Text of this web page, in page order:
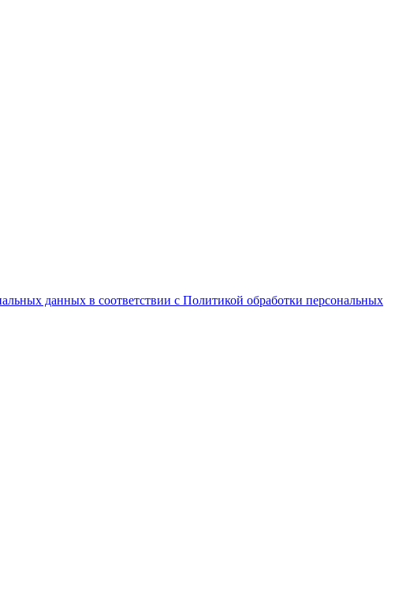
данных в соответствии с Политикой обработки персональных